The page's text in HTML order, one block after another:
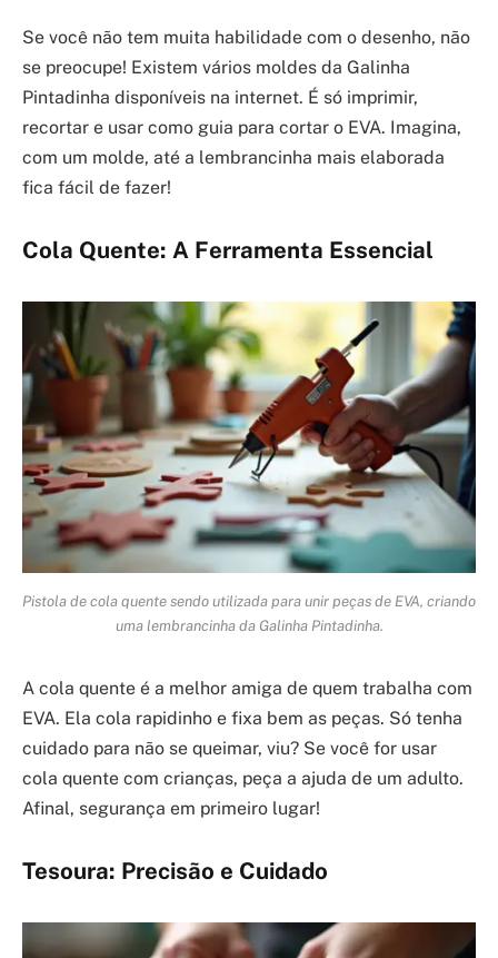
Se você não tem muita habilidade com o desenho, não
se preocupe! Existem vários moldes da Galinha
Pintadinha disponíveis na internet. É só imprimir,
recortar e usar como guia para cortar o EVA. Imagina,
com um molde, até a lembrancinha mais elaborada
fica fácil de fazer!
Cola Quente: A Ferramenta Essencial
Pistola de cola quente sendo utilizada para unir peças de EVA, criando
uma lembrancinha da Galinha Pintadinha.
A cola quente é a melhor amiga de quem trabalha com
EVA. Ela cola rapidinho e fixa bem as peças. Só tenha
cuidado para não se queimar, viu? Se você for usar
cola quente com crianças, peça a ajuda de um adulto.
Afinal, segurança em primeiro lugar!
Tesoura: Precisão e Cuidado